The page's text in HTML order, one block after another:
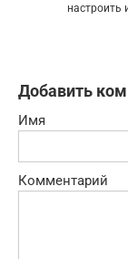
настроить
Добавить
Имя
Комментарий